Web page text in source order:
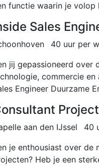
functie waarin je volop
Sales
40 uur per
jij gepassioneerd over
commercie
Engineer Duurzame
aan den IJssel 40
je enthousiast over de
Heb je een